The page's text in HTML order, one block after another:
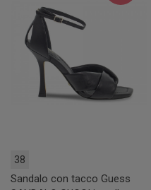
38
Sandalo con tacco Guess